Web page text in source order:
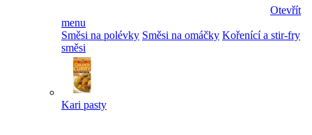
Otevřít
menu
Směsi na polévky Směsi na omáčky Kořenící a stir-fry
směsi
Kari pasty